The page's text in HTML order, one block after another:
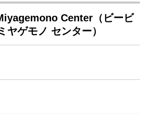
Center（ビービ
ヤゲモノ センター）